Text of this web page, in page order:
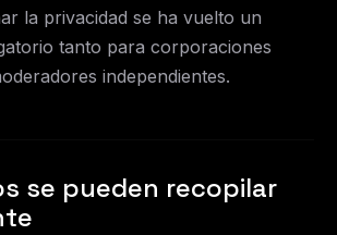
la privacidad se ha vuelto un
tanto para corporaciones
independientes.
se pueden recopilar